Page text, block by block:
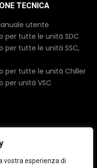
vostra esperienza di
TECNICA
utente
per tutte le unità SDC
per tutte le unità SSC,
per tutte le unità Chiller
per unità VSC